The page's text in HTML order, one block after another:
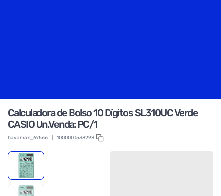
Calculadora de Bolso 10 Dígitos SL310UC Verde
CASIO Un.Venda: PC/1
hayamax_69566 1000000538298